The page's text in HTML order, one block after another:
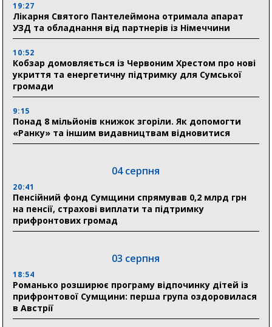
19:27
Лікарня Святого Пантелеймона отримала апарат
УЗД та обладнання від партнерів із Німеччини
10:52
Кобзар домовляється із Червоним Хрестом про нові
укриття та енергетичну підтримку для Сумської
громади
9:15
Понад 8 мільйонів книжок згоріли. Як допомогти
«Ранку» та іншим видавництвам відновитися
04 серпня
20:41
Пенсійний фонд Сумщини спрямував 0,2 млрд грн
на пенсії, страхові виплати та підтримку
прифронтових громад
03 серпня
18:54
Романько розширює програму відпочинку дітей із
прифронтової Сумщини: перша група оздоровилася
в Австрії